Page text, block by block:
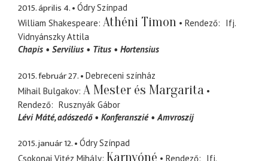
2015. április 4.
Ódry Színpad
William Shakespeare Athéni Timon Rendező
Ifj.
Vidnyánszky Attila
Chapis
Servilius Titus Hortensius
2015. február 27.
Debreceni színház
Mihail Bulgakov A Mester és Margarita
Rendező
Rusznyák Gábor
Lévi Máté adószedő Konferanszié Amvroszij
2015. január 12.
Ódry Színpad
Csokonai Vitéz Mihály Karnyóné Rendező Ifj.